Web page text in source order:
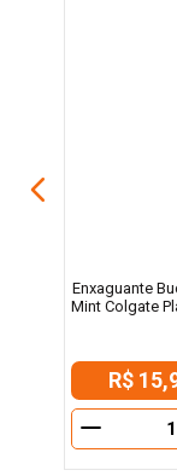
Enxaguante
Mint Colgate
R$